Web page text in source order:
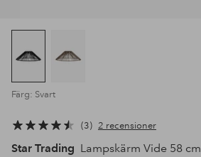
Färg: Svart
3 2 recensioner
Star Trading Lampskärm Vide 58 cm